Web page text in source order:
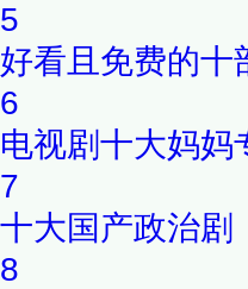
5
好看且免费的十
6
电视剧十大妈妈
7
十大国产政治剧
8